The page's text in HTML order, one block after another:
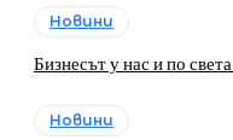
Новини
Бизнесът у нас и по
Новини